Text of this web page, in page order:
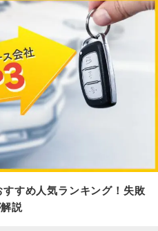
すすめ人気ランキング！失敗
説